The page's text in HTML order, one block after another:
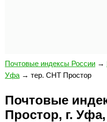
Почтовые индексы России →
Уфа → тер. СНТ Простор
Почтовые
Простор, г.